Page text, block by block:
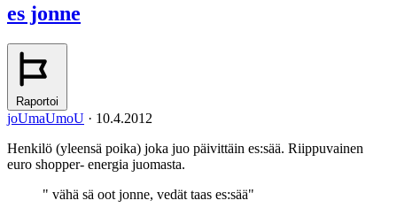
es jonne
Raportoi
joUmaUmoU · 10.4.2012
Henkilö (yleensä poika) joka juo päivittäin es:sää. Riippuvainen
euro shopper- energia juomasta.
" vähä sä oot jonne, vedät taas es:sää"